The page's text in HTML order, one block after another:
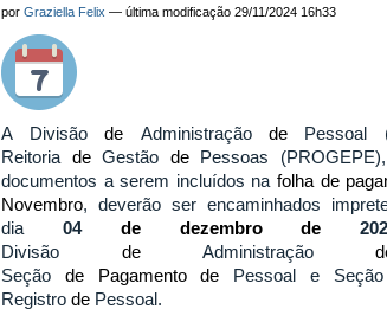
porGraziella Felix —última modificação 29/11/2024 16h33
A Divisãode Administração de Pessoal
Reitoria deGestão dePessoas
documentos a serem incluídos na folha de
Novembro, deverão ser encaminhados
dia 04 de dezembrode
Divisão deAdministração
Seção de Pagamento de Pessoal e
Registrode Pessoal.